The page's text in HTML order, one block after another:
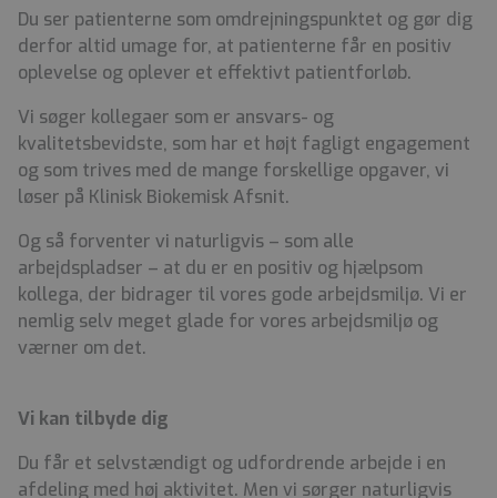
Du ser patienterne som omdrejningspunktet og gør dig
derfor altid umage for, at patienterne får en positiv
oplevelse og oplever et effektivt patientforløb.
Vi søger kollegaer som er ansvars- og
kvalitetsbevidste, som har et højt fagligt engagement
og som trives med de mange forskellige opgaver, vi
løser på Klinisk Biokemisk Afsnit.
Og så forventer vi naturligvis – som alle
arbejdspladser – at du er en positiv og hjælpsom
kollega, der bidrager til vores gode arbejdsmiljø. Vi er
nemlig selv meget glade for vores arbejdsmiljø og
værner om det.
Vi kan tilbyde dig
Du får et selvstændigt og udfordrende arbejde i en
afdeling med høj aktivitet. Men vi sørger naturligvis